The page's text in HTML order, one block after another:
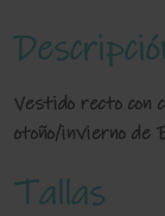
Vestido recto con
otoño/invierno de
Tallas